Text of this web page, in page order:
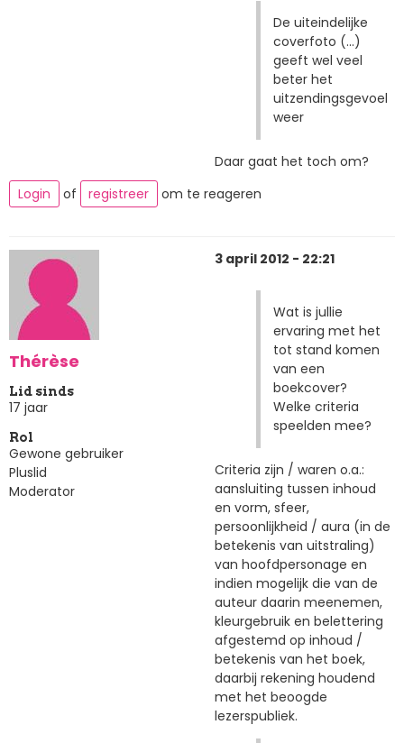
De uiteindelijke
coverfoto (...)
geeft wel veel
beter het
uitzendingsgevoel
weer
Daar gaat het toch om?
Login
of registreer om te reageren
Thérèse
Lid sinds
17 jaar
Rol
Gewone gebruiker
Pluslid
Moderator
3 april 2012 - 22:21
Wat is jullie
ervaring met het
tot stand komen
van een
boekcover?
Welke criteria
speelden mee?
Criteria zijn / waren o.a.:
aansluiting tussen inhoud
en vorm, sfeer,
persoonlijkheid / aura (in de
betekenis van uitstraling)
van hoofdpersonage en
indien mogelijk die van de
auteur daarin meenemen,
kleurgebruik en belettering
afgestemd op inhoud /
betekenis van het boek,
daarbij rekening houdend
met het beoogde
lezerspubliek.